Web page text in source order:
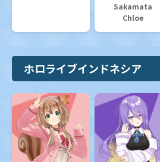
Sakamata
Chloe
ホロライブインドネシア